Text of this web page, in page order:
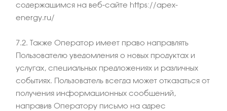
содержащимся на веб-сайте https://apex-
energy.ru/
7.2. Также Оператор имеет право направлять
Пользователю уведомления о новых продуктах и
услугах, специальных предложениях и различных
событиях. Пользователь всегда может отказаться от
получения информационных сообщений,
направив Оператору письмо на адрес